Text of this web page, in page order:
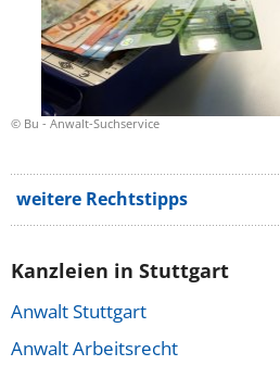
© Bu - Anwalt-Suchservice
weitere Rechtstipps
Kanzleien in Stuttgart
Anwalt Stuttgart
Anwalt Arbeitsrecht